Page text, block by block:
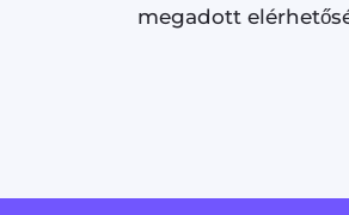
megadott